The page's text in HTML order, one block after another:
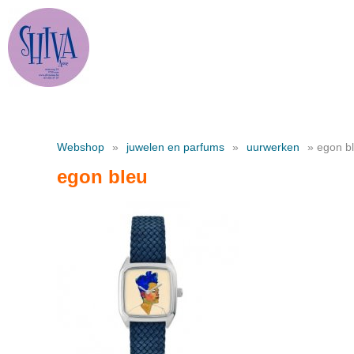
Webshop » juwelen en parfums » uurwerken » egon
egon bleu